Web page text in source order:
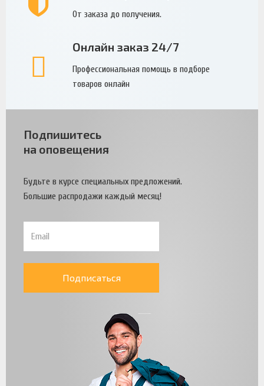
От заказа до получения.
Онлайн заказ 24/7
Профессиональная помощь в подборе
товаров онлайн
Подпишитесь
на оповещения
Будьте в курсе специальных предложений.
Большие распродажи каждый месяц!
Подписаться